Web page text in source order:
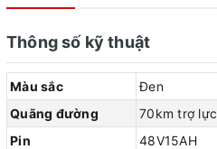
Thông số kỹ thuật
Màu sắc
Đen
Quãng đường
70km trợ lực
Pin
48V15AH